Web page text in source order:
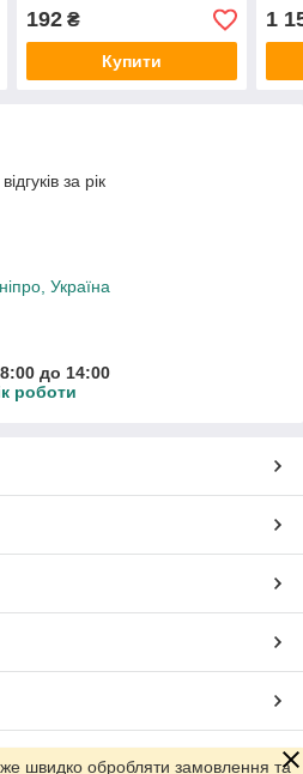
192₴
Купити
1
за рік
Україна
до 14:00
роботи
Prom.ua
швидко обробляти замовлення та